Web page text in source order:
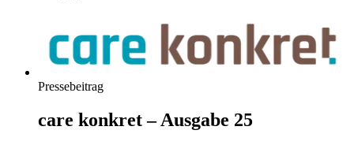
Pressebeitrag
care konkret – Ausgabe 25